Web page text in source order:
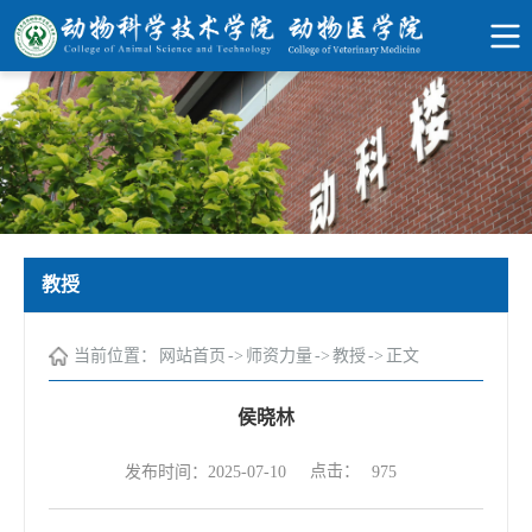
教授
当前位置： 网站首页 -> 师资力量-> 教授-> 正文
侯晓林
发布时间：2025-07-10 点击： 975